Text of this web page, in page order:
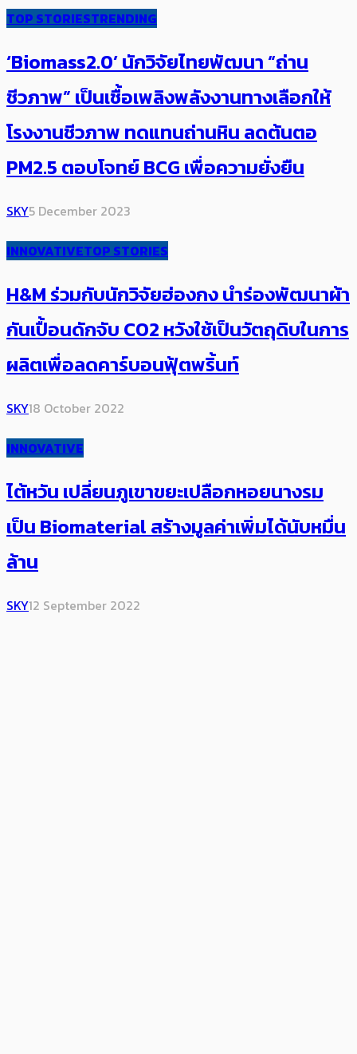
TOP STORIESTRENDING
‘Biomass2.0’ นักวิจัยไทยพัฒนา “ถ่าน
ชีวภาพ” เป็นเชื้อเพลิงพลังงานทางเลือกให้
โรงงานชีวภาพ ทดแทนถ่านหิน ลดต้นตอ
PM2.5 ตอบโจทย์ BCG เพื่อความยั่งยืน
SKY5 December 2023
INNOVATIVETOP STORIES
H&M ร่วมกับนักวิจัยฮ่องกง นำร่องพัฒนาผ้า
กันเปื้อนดักจับ CO2 หวังใช้เป็นวัตถุดิบในการ
ผลิตเพื่อลดคาร์บอนฟุ้ตพริ้นท์
SKY18 October 2022
INNOVATIVE
ไต้หวัน เปลี่ยนภูเขาขยะเปลือกหอยนางรม
เป็น Biomaterial สร้างมูลค่าเพิ่มได้นับหมื่น
ล้าน
SKY12 September 2022